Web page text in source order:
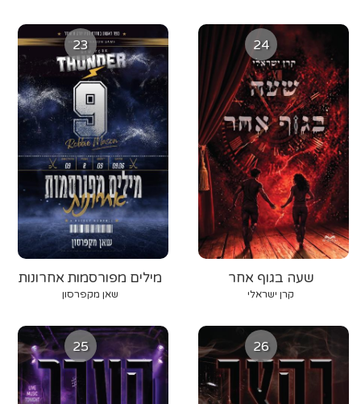
23
מילים מפורסמות אחרונות
שאן מקפרסון
24
שעה בגוף אחר
קרן ישראלי
25 26